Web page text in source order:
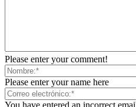
Please enter your comment!
Please enter your name here
You have entered an incorrect